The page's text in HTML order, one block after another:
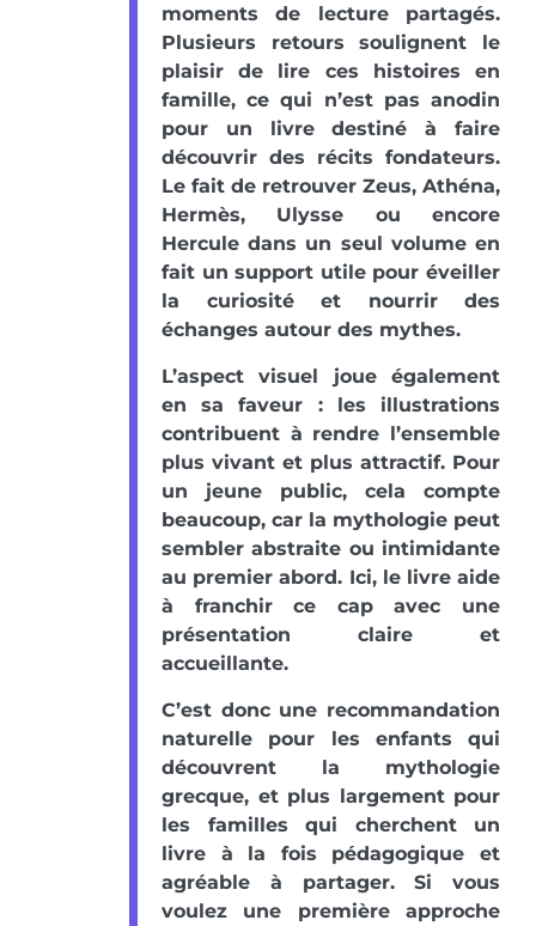
moments de lecture partagés.
Plusieurs retours soulignent le
plaisir de lire ces histoires en
famille, ce qui n’est pas anodin
pour un livre destiné à faire
découvrir des récits fondateurs.
Le fait de retrouver Zeus, Athéna,
Hermès, Ulysse ou encore
Hercule dans un seul volume en
fait un support utile pour éveiller
la curiosité et nourrir des
échanges autour des mythes.
L’aspect visuel joue également
en sa faveur : les illustrations
contribuent à rendre l’ensemble
plus vivant et plus attractif. Pour
un jeune public, cela compte
beaucoup, car la mythologie peut
sembler abstraite ou intimidante
au premier abord. Ici, le livre aide
à franchir ce cap avec une
présentation claire et
accueillante.
C’est donc une recommandation
naturelle pour les enfants qui
découvrent la mythologie
grecque, et plus largement pour
les familles qui cherchent un
livre à la fois pédagogique et
agréable à partager. Si vous
voulez une première approche